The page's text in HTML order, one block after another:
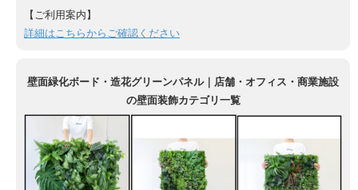
【ご利用案内】
詳細はこちらからご確認ください
壁面緑化ボード・造花グリーンパネル｜店舗・オフィス・商業施設
の壁面装飾カテゴリ一覧